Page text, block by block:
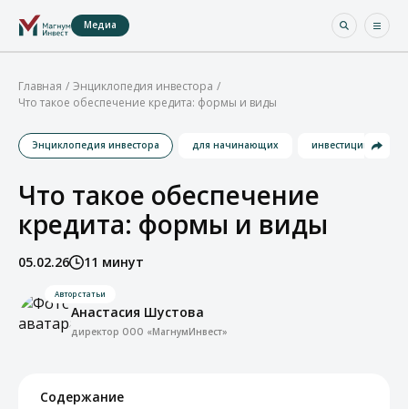
Медиа
Главная
Энциклопедия инвестора
Что такое обеспечение кредита: формы и виды
Энциклопедия инвестора для начинающих инвестиции
Что такое обеспечение
кредита: формы и виды
05.02.26 11 минут
Автор статьи
Анастасия Шустова
директор ООО «МагнумИнвест»
Содержание